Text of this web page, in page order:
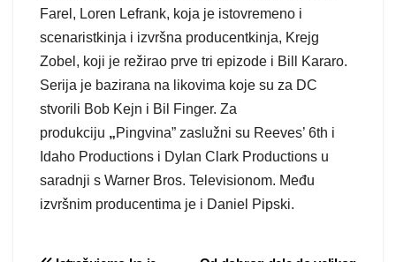
Farel, Loren Lefrank, koja je istovremeno i
scenaristkinja i izvršna producentkinja, Krejg
Zobel, koji je režirao prve tri epizode i Bill Kararo.
Serija je bazirana na likovima koje su za DC
stvorili Bob Kejn i Bil Finger. Za
produkciju „Pingvina” zaslužni su Reeves’ 6th i
Idaho Productions i Dylan Clark Productions u
saradnji s Warner Bros. Televisionom. Među
izvršnim producentima je i Daniel Pipski.